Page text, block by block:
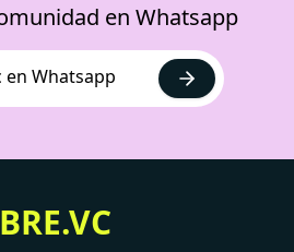
en Whatsapp
en Whatsapp